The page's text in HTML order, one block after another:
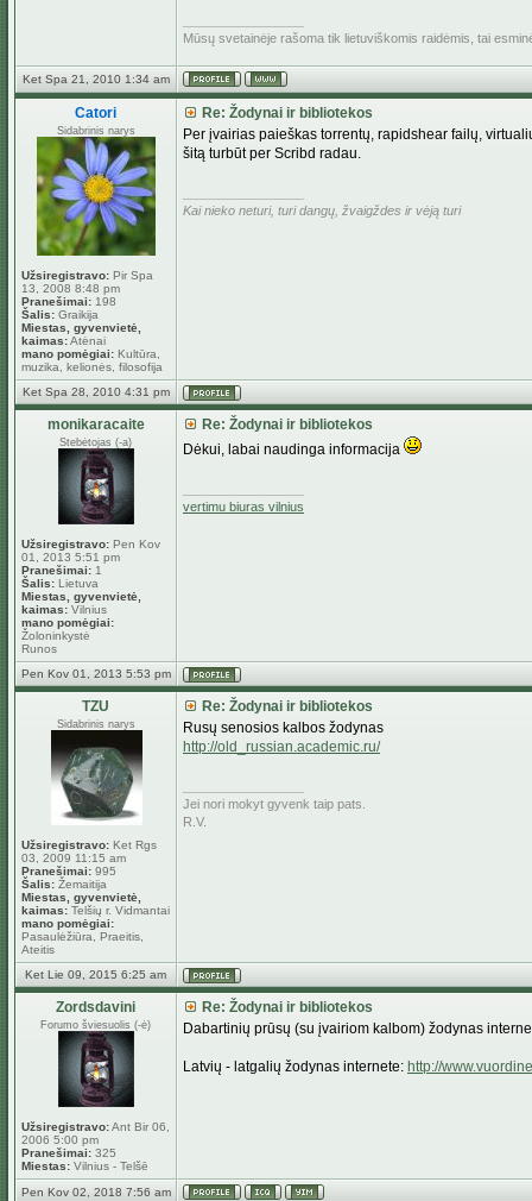
Mūsų svetainėje rašoma tik lietuviškomis raidėmis, tai
Ket Spa 21, 2010 1:34 am
Catori
Sidabrinis narys
Užsiregistravo: Pir Spa
13, 2008 8:48 pm
Pranešimai: 198
Šalis: Graikija
Miestas, gyvenvietė,
kaimas:Atėnai
mano pomėgiai: Kultūra,
muzika, kelionės, filosofija
Re: Žodynai ir bibliotekos
Per įvairias paieškas torrentų, rapidshear failų,
šitą turbūt per Scribd radau.
Kai nieko neturi, turi dangų, žvaigždes ir vėją turi
Ket Spa 28, 2010 4:31 pm
monikaracaite
Stebėtojas (-a)
Užsiregistravo: Pen Kov
01, 2013 5:51 pm
Pranešimai: 1
Šalis: Lietuva
Miestas, gyvenvietė,
kaimas: Vilnius
mano pomėgiai:
Žoloninkystė
Runos
Re: Žodynai ir bibliotekos
Dėkui, labai naudinga informacija
vertimu biuras vilnius
Pen Kov 01, 2013 5:53 pm
TZU
Sidabrinis narys
Užsiregistravo: Ket Rgs
03, 2009 11:15 am
Pranešimai: 995
Šalis: Žemaitija
Miestas, gyvenvietė,
kaimas: Telšių r. Vidmantai
mano pomėgiai:
Pasaulėžiūra, Praeitis,
Ateitis
Re: Žodynai ir bibliotekos
Rusų senosios kalbos žodynas
http://old_russian.academic.ru/
Jei nori mokyt gyvenk taip pats.
R.V.
Ket Lie 09, 2015 6:25 am
Zordsdavini
Forumo šviesuolis (-ė)
Užsiregistravo:Ant Bir 06,
2006 5:00 pm
Pranešimai: 325
Miestas: Vilnius - Telšē
Re: Žodynai ir bibliotekos
Dabartinių prūsų (su įvairiom kalbom) žodynas
Latvių - latgalių žodynas internete: http://
Pen Kov 02, 2018 7:56 am